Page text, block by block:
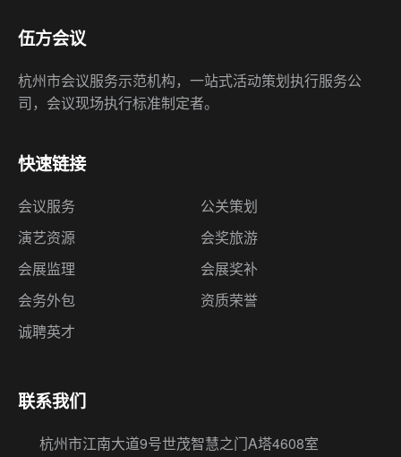
伍方会议
杭州市会议服务示范机构，一站式活动策划执行服务公
司，会议现场执行标准制定者。
快速链接
会议服务
公关策划
演艺资源
会奖旅游
会展监理
会展奖补
会务外包
资质荣誉
诚聘英才
联系我们
杭州市江南大道9号世茂智慧之门A塔4608室